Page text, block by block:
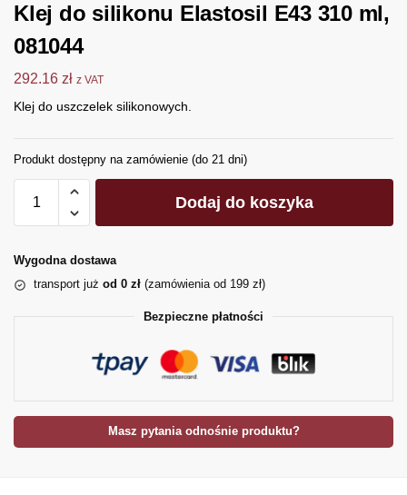
Klej do silikonu Elastosil E43 310 ml,
081044
292.16 zł z VAT
Klej do uszczelek silikonowych.
Produkt dostępny na zamówienie (do 21 dni)
Dodaj do koszyka
Wygodna dostawa
transport już od 0 zł (zamówienia od 199 zł)
Bezpieczne płatności
Masz pytania odnośnie produktu?